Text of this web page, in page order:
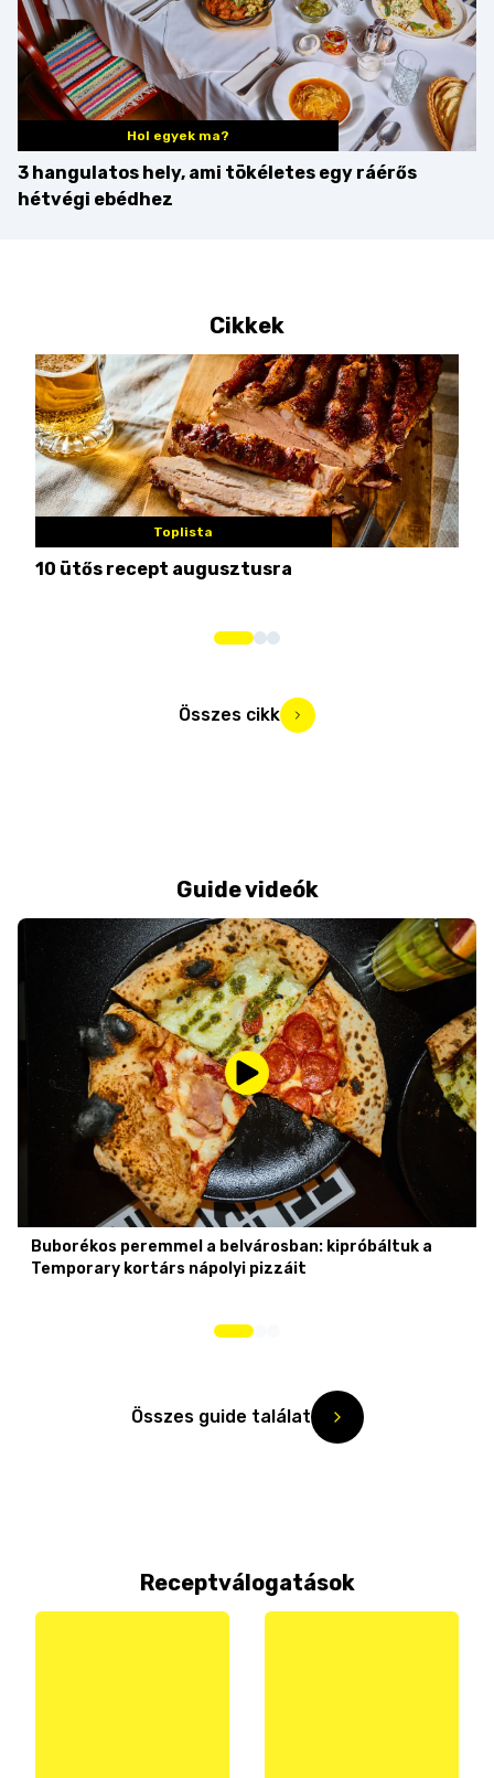
Hol egyek ma?
3 hangulatos hely, ami tökéletes egy ráérős
hétvégi ebédhez
Cikkek
Toplista
10 ütős recept augusztusra
Összes cikk
Guide videók
Buborékos peremmel a belvárosban: kipróbáltuk a
Temporary kortárs nápolyi pizzáit
Összes guide találat
Receptválogatások